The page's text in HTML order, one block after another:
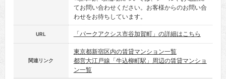
てお問い合わせください。お客様からのお問い合
わせをお待ちしています。
URL 「パークアクシス市谷加賀町」の詳細はこちら
関連リンク
東京都新宿区内の賃貸マンション一覧
都営大江戸線「牛込柳町駅」周辺の賃貸マンショ
ン一覧